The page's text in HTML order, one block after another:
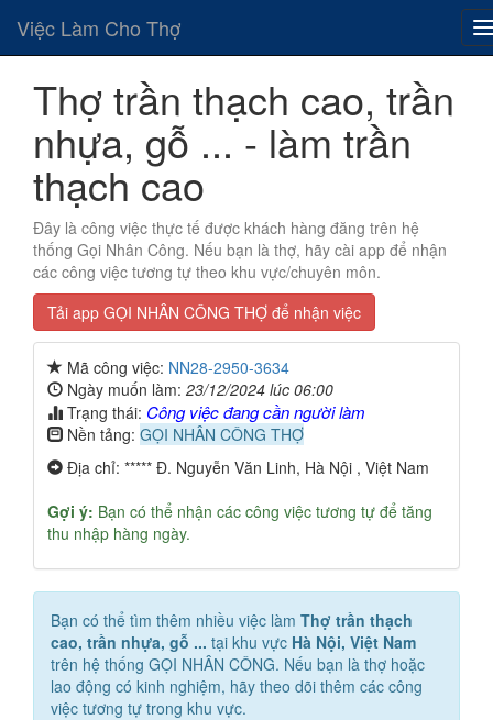
Việc Làm Cho Thợ
Thợ trần thạch cao, trần
nhựa, gỗ ... - làm trần
thạch cao
Đây là công việc thực tế được khách hàng đăng trên hệ
thống Gọi Nhân Công. Nếu bạn là thợ, hãy cài app để nhận
các công việc tương tự theo khu vực/chuyên môn.
Tải app GỌI NHÂN CÔNG THỢ để nhận việc
Mã công việc: NN28-2950-3634
Ngày muốn làm: 23/12/2024 lúc 06:00
Trạng thái: Công việc đang cần người làm
Nền tảng: GỌI NHÂN CÔNG THỢ
Địa chỉ: ***** Đ. Nguyễn Văn Linh, Hà Nội , Việt Nam
Gợi ý: Bạn có thể nhận các công việc tương tự để tăng
thu nhập hàng ngày.
Bạn có thể tìm thêm nhiều việc làm Thợ trần thạch
cao, trần nhựa, gỗ ... tại khu vực Hà Nội, Việt Nam
trên hệ thống GỌI NHÂN CÔNG. Nếu bạn là thợ hoặc
lao động có kinh nghiệm, hãy theo dõi thêm các công
việc tương tự trong khu vực.